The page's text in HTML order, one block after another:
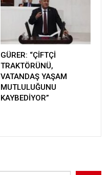
GÜRER: “ÇİFTÇİ
TRAKTÖRÜNÜ,
VATANDAŞ YAŞAM
MUTLULUĞUNU
KAYBEDİYOR”